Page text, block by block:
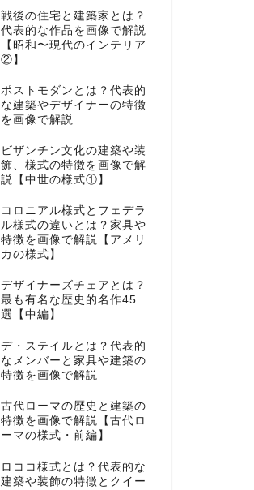
戦後の住宅と建築家とは？
代表的な作品を画像で解説
【昭和〜現代のインテリア
②】
ポストモダンとは？代表的
な建築やデザイナーの特徴
を画像で解説
ビザンチン文化の建築や装
飾、様式の特徴を画像で解
説【中世の様式①】
コロニアル様式とフェデラ
ル様式の違いとは？家具や
特徴を画像で解説【アメリ
カの様式】
デザイナーズチェアとは？
最も有名な歴史的名作45
選【中編】
デ・ステイルとは？代表的
なメンバーと家具や建築の
特徴を画像で解説
古代ローマの歴史と建築の
特徴を画像で解説【古代ロ
ーマの様式・前編】
ロココ様式とは？代表的な
建築や装飾の特徴とクイー